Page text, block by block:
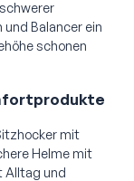
Balancer ein
schonen
mit
Helme mit
Alltag und